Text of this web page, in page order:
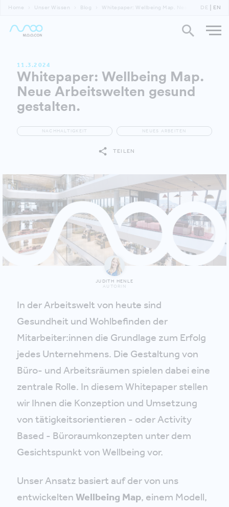
Home Unser Wissen Blog Whitepaper: Wellbeing Map. Neue DE EN
11.3.2024
Whitepaper: Wellbeing Map.
Neue Arbeitswelten gesund
gestalten.
NACHHALTIGKEIT NEUES ARBEITEN
TEILEN
JUDITH HENLE
AUTORIN
In der Arbeitswelt von heute sind
Gesundheit und Wohlbefinden der
Mitarbeiter:innen die Grundlage zum Erfolg
jedes Unternehmens. Die Gestaltung von
Büro- und Arbeitsräumen spielen dabei eine
zentrale Rolle. In diesem Whitepaper stellen
wir Ihnen die Konzeption und Umsetzung
von tätigkeitsorientieren - oder Activity
Based - Büroraumkonzepten unter dem
Gesichtspunkt von Wellbeing vor.
Unser Ansatz basiert auf der von uns
entwickelten Wellbeing Map, einem Modell,